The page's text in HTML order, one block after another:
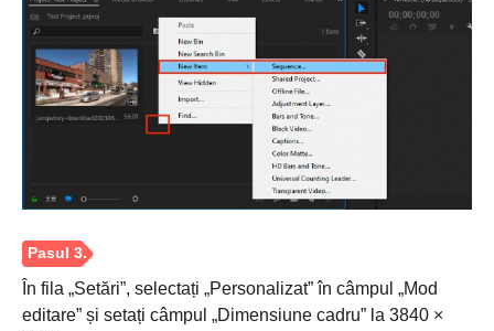
În fila „Setări”, selectați „Personalizat” în câmpul „Mod
editare” și setați câmpul „Dimensiune cadru” la 3840 ×